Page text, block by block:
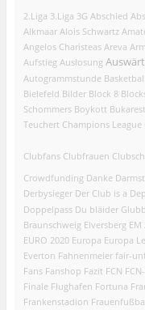
2.Liga 3.Liga 3G Abschied
Alkmaar Alois Schwartz
Angelos Charisteas Areva
Aufstieg Auslosung
Autogrammstunde Basketball
Bielefeld Bilder Block 8
Schommers Boykott Bukarest
Teuchert Champions League
Clubfans Clubfrauen
Crowdfunding Danke
Derbysieger Der Club is a
Doppelpass Du bläider Glubb
Braunschweig Elversberg EM
EURO 2020 Europa Europa
Everton Fahnenmeier fair-
Fans Fanshop Fazit FCN
Finale Flughafen Fortuna
Frankenstadion